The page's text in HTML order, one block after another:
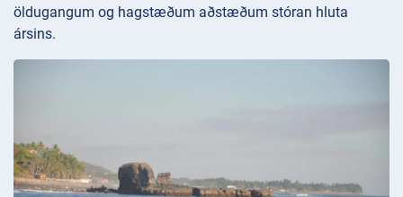
öldugangum og hagstæðum aðstæðum stóran hluta
ársins.